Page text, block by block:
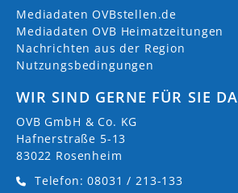
Mediadaten OVBstellen.de
Mediadaten OVB Heimatzeitungen
Nachrichten aus der Region
Nutzungsbedingungen
WIR SIND GERNE FÜR SIE DA
OVB GmbH & Co. KG
Hafnerstraße 5-13
83022 Rosenheim
Telefon: 08031 / 213-133